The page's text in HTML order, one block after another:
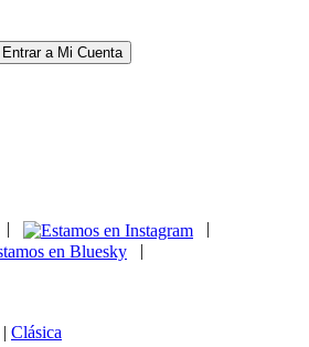
Entrar a Mi Cuenta
|
Clásica